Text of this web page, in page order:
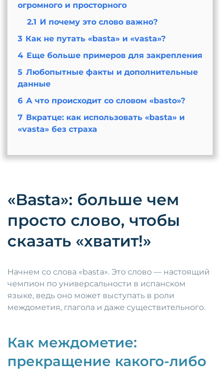
огромного и просторного
2.1 И почему это слово важно?
3 Как не путать «basta» и «vasta»?
4 Еще больше примеров для закрепления
5 Любопытные факты и дополнительные
данные
6 А что происходит со словом «basto»?
7 Вкратце: как использовать «basta» и
«vasta» без страха
«Basta»: больше чем
просто слово, чтобы
сказать «хватит!»
Начнем со слова «basta». Это слово — настоящий
чемпион по универсальности в испанском
языке, ведь оно может выступать в роли
междометия, глагола и даже существительного.
Как междометие:
прекращение какого-либо